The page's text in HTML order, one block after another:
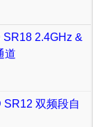
2.4GHz &
道
SR12 双频段自